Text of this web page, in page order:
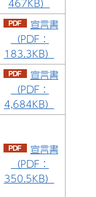
467KB）
宣言書
（PDF：
183.3KB）
宣言書
（PDF：
4,684KB）
宣言書
（PDF：
350.5KB）